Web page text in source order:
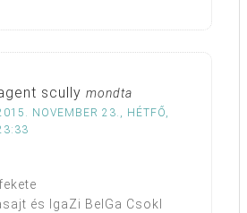
scully mondta
NOVEMBER 23., HÉTFŐ,
és IgaZi BelGa CsokI